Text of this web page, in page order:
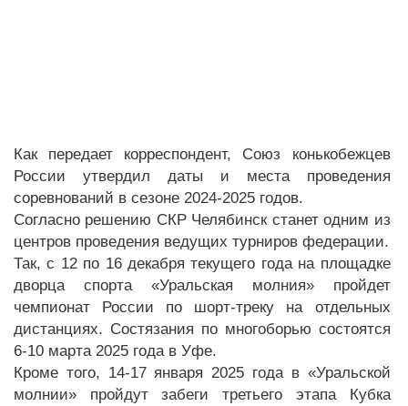
Как передает корреспондент, Союз конькобежцев
России утвердил даты и места проведения
соревнований в сезоне 2024-2025 годов.
Согласно решению СКР Челябинск станет одним из
центров проведения ведущих турниров федерации.
Так, с 12 по 16 декабря текущего года на площадке
дворца спорта «Уральская молния» пройдет
чемпионат России по шорт-треку на отдельных
дистанциях. Состязания по многоборью состоятся
6-10 марта 2025 года в Уфе.
Кроме того, 14-17 января 2025 года в «Уральской
молнии» пройдут забеги третьего этапа Кубка